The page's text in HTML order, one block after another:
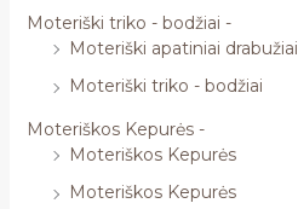
Moteriški triko - bodžiai -
Moteriški apatiniai drabužiai
Moteriški triko - bodžiai
Moteriškos Kepurės -
Moteriškos Kepurės
Moteriškos Kepurės